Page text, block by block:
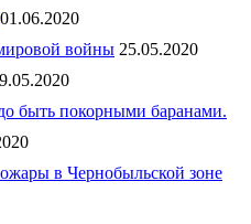
01.06.2020
войны 25.05.2020
быть покорными баранами.
в Чернобыльской зоне